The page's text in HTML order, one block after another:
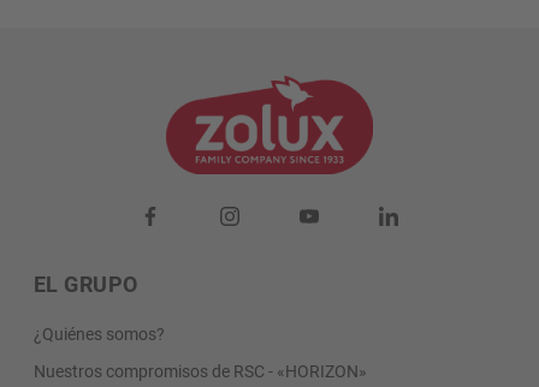
EL GRUPO
¿Quiénes somos?
Nuestros compromisos de RSC - «HORIZON»